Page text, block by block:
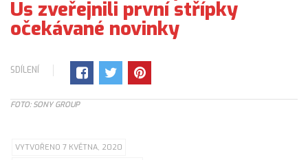
Us zveřejnili první střípky
očekávané novinky
SDÍLENÍ
FOTO: SONY GROUP
VYTVOŘENO 7 KVĚTNA, 2020